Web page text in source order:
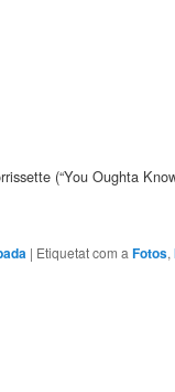
(“You Oughta
| Etiquetat com a Fotos,